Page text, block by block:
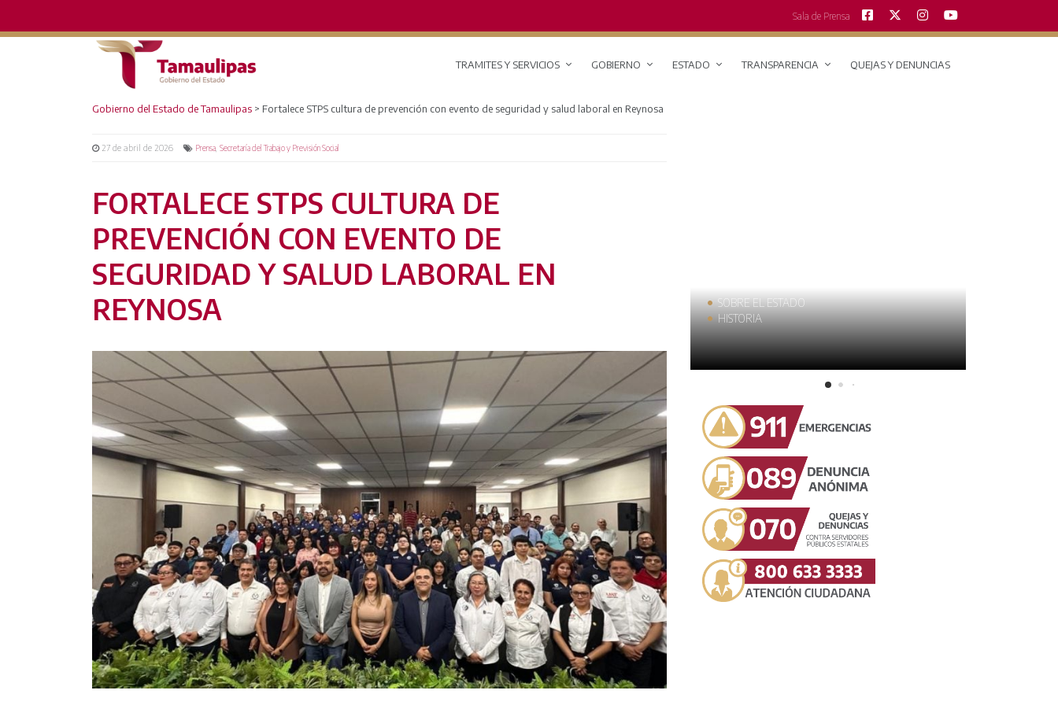
Sala de Prensa
TRAMITES Y SERVICIOS GOBIERNO ESTADO TRANSPARENCIA QUEJAS Y DENUNCIAS
Gobierno del Estado de Tamaulipas > Fortalece STPS cultura de prevención con evento de seguridad y salud laboral en Reynosa
27 de abril de 2026 Prensa Secretaría del Trabajo y Previsión Social
FORTALECE STPS CULTURA DE
PREVENCIÓN CON EVENTO DE
SEGURIDAD Y SALUD LABORAL EN
REYNOSA
SOBRE EL ESTADO
HISTORIA